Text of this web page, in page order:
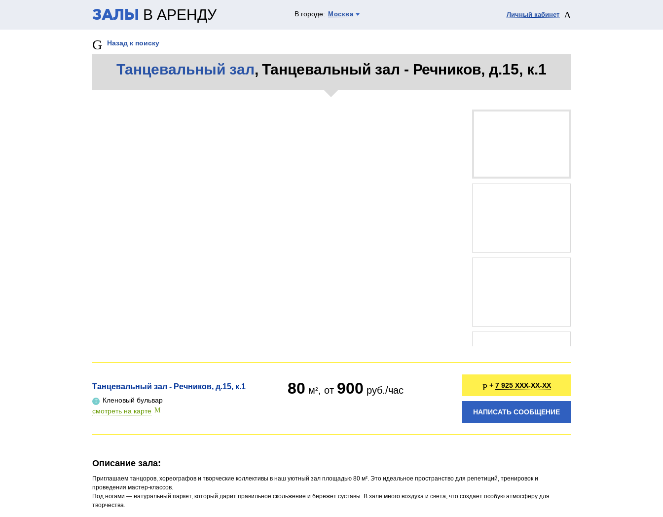
ЗАЛЫ В АРЕНДУ В городе: Москва Личный кабинет
Назад к поиску
Танцевальный зал, Танцевальный зал - Речников, д.15, к.1
Танцевальный зал - Речников, д.15, к.1
Кленовый бульвар
смотреть на карте
80 м , от 900 руб./час + 7 925 XXX-XX-XX
НАПИСАТЬ СООБЩЕНИЕ
Описание зала:
Приглашаем танцоров, хореографов и творческие коллективы в наш уютный зал площадью 80 м². Это идеальное пространство для репетиций, тренировок и
проведения мастер-классов.
Под ногами — натуральный паркет, который дарит правильное скольжение и бережет суставы. В зале много воздуха и света, что создает особую атмосферу для
творчества.